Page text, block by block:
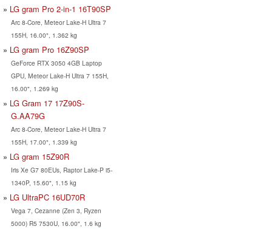
LG gram Pro 2-in-1 16T90SP
Arc 8-Core, Meteor Lake-H Ultra 7
155H, 16.00", 1.362 kg
LG gram Pro 16Z90SP
GeForce RTX 3050 4GB Laptop
GPU, Meteor Lake-H Ultra 7 155H,
16.00", 1.269 kg
LG Gram 17 17Z90S-
G.AA79G
Arc 8-Core, Meteor Lake-H Ultra 7
155H, 17.00", 1.339 kg
LG gram 15Z90R
Iris Xe G7 80EUs, Raptor Lake-P i5-
1340P, 15.60", 1.15 kg
LG UltraPC 16UD70R
Vega 7, Cezanne (Zen 3, Ryzen
5000) R5 7530U, 16.00", 1.6 kg